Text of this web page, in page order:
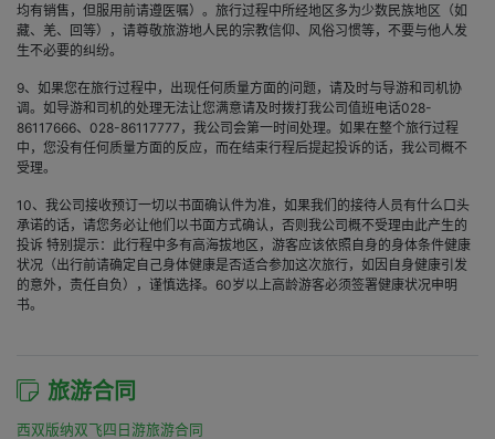
均有销售，但服用前请遵医嘱）。旅行过程中所经地区多为少数民族地区（如
藏、羌、回等），请尊敬旅游地人民的宗教信仰、风俗习惯等，不要与他人发
生不必要的纠纷。
9、如果您在旅行过程中，出现任何质量方面的问题，请及时与导游和司机协
调。如导游和司机的处理无法让您满意请及时拨打我公司值班电话028-
86117666、028-86117777，我公司会第一时间处理。如果在整个旅行过程
中，您没有任何质量方面的反应，而在结束行程后提起投诉的话，我公司概不
受理。
10、我公司接收预订一切以书面确认件为准，如果我们的接待人员有什么口头
承诺的话，请您务必让他们以书面方式确认，否则我公司概不受理由此产生的
投诉 特别提示：此行程中多有高海拔地区，游客应该依照自身的身体条件健康
状况（出行前请确定自己身体健康是否适合参加这次旅行，如因自身健康引发
的意外，责任自负），谨慎选择。60岁以上高龄游客必须签署健康状况申明
书。
旅游合同
西双版纳双飞四日游旅游合同